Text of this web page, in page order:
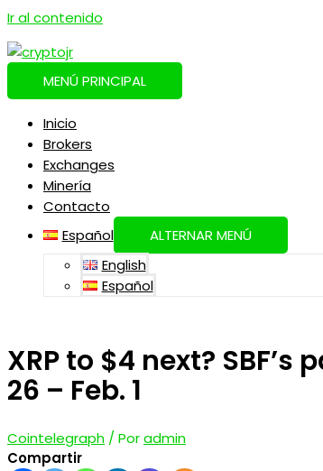
Ir al contenido
MENÚ PRINCIPAL
Inicio
Brokers
Exchanges
Minería
Contacto
Español
ALTERNAR MENÚ
English
Español
XRP to $4 next?
26 – Feb. 1
Cointelegraph / Poradmin
Compartir